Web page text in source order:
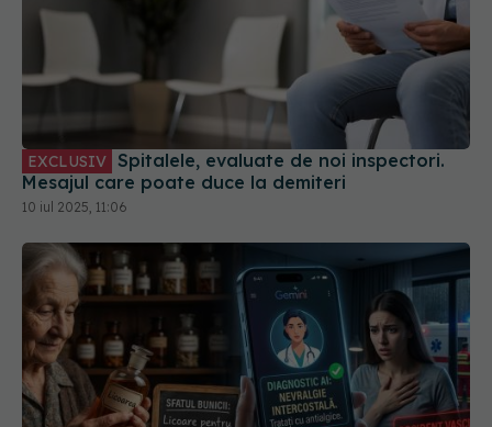
EXCLUSIV
Mesajul care poate duce la demiteri
10 iul 2025, 11:06